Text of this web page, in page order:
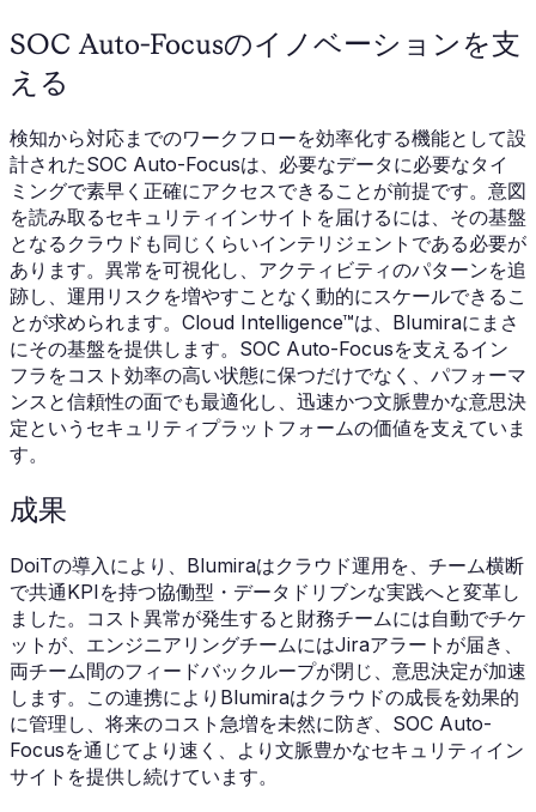
SOC Auto-Focusのイノベーションを支
える
検知から対応までのワークフローを効率化する機能として設
計されたSOC Auto-Focusは、必要なデータに必要なタイ
ミングで素早く正確にアクセスできることが前提です。意図
を読み取るセキュリティインサイトを届けるには、その基盤
となるクラウドも同じくらいインテリジェントである必要が
あります。異常を可視化し、アクティビティのパターンを追
跡し、運用リスクを増やすことなく動的にスケールできるこ
とが求められます。Cloud Intelligence™は、Blumiraにまさ
にその基盤を提供します。SOC Auto-Focusを支えるイン
フラをコスト効率の高い状態に保つだけでなく、パフォーマ
ンスと信頼性の面でも最適化し、迅速かつ文脈豊かな意思決
定というセキュリティプラットフォームの価値を支えていま
す。
成果
DoiTの導入により、Blumiraはクラウド運用を、チーム横断
で共通KPIを持つ協働型・データドリブンな実践へと変革し
ました。コスト異常が発生すると財務チームには自動でチケ
ットが、エンジニアリングチームにはJiraアラートが届き、
両チーム間のフィードバックループが閉じ、意思決定が加速
します。この連携によりBlumiraはクラウドの成長を効果的
に管理し、将来のコスト急増を未然に防ぎ、SOC Auto-
Focusを通じてより速く、より文脈豊かなセキュリティイン
サイトを提供し続けています。